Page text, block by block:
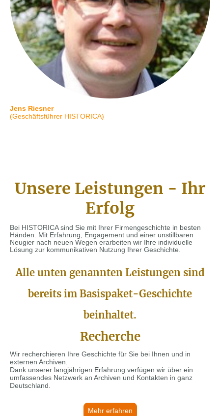
Jens Riesner
(Geschäftsführer HISTORICA)
Unsere Leistungen - Ihr
Erfolg
Bei HISTORICA sind Sie mit Ihrer Firmengeschichte in besten
Händen. Mit Erfahrung, Engagement und einer unstillbaren
Neugier nach neuen Wegen erarbeiten wir Ihre individuelle
Lösung zur kommunikativen Nutzung Ihrer Geschichte.
Alle unten genannten Leistungen sind
bereits im Basispaket-Geschichte
beinhaltet.
Recherche
Wir recherchieren Ihre Geschichte für Sie bei Ihnen und in
externen Archiven.
Dank unserer langjährigen Erfahrung verfügen wir über ein
umfassendes Netzwerk an Archiven und Kontakten in ganz
Deutschland.
Mehr erfahren